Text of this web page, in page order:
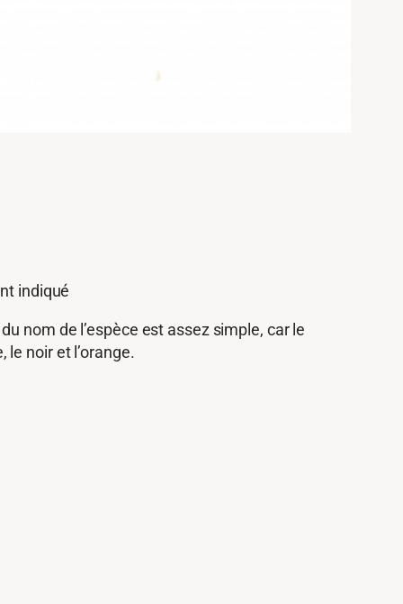
indiqué
nom de l’espèce est assez simple, car le
noir et l’orange.